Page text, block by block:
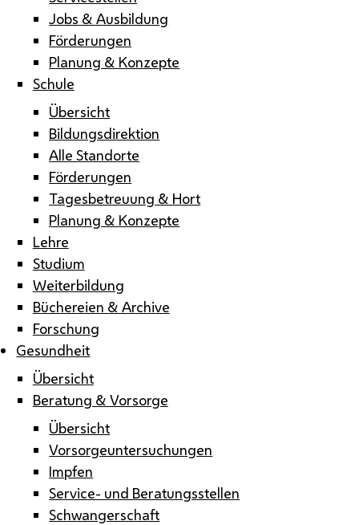
Jobs & Ausbildung
Förderungen
Planung & Konzepte
Schule
Übersicht
Bildungsdirektion
Alle Standorte
Förderungen
Tagesbetreuung & Hort
Planung & Konzepte
Lehre
Studium
Weiterbildung
Büchereien & Archive
Forschung
Gesundheit
Übersicht
Beratung & Vorsorge
Übersicht
Vorsorgeuntersuchungen
Impfen
Service- und Beratungsstellen
Schwangerschaft